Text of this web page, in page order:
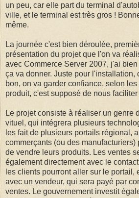
un peu, car elle part du terminal
ville, et le terminal est très gros !
même.
La journée c'est bien déroulée,
présentation du projet que l'on va
avec Commerce Server 2007, j'ai
ça va donner. Juste pour l'installation,
bon, on va garder confiance, selon
produit, c'est supposé de nous faciliter
Le projet consiste à réaliser un genre
vituel, qui intégrera plusieurs
les fait de plusieurs portails régional,
commerçants (ou des manufacturiers)
de vendre leurs produits. Les ventes
également directement avec le
les clients pourront aller sur le portail,
avec un vendeur, qui sera payé par
ventes. Le gouvernement investit